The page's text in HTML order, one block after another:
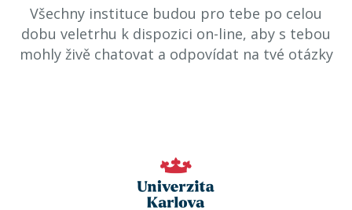
Všechny instituce budou pro tebe po celou
dobu veletrhu k dispozici on-line, aby s tebou
mohly živě chatovat a odpovídat na tvé otázky